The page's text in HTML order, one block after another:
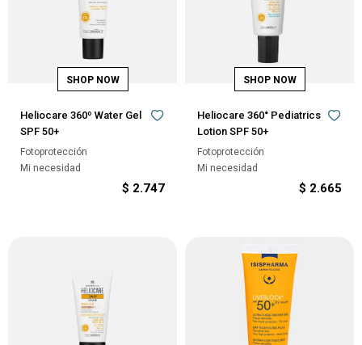
Heliocare 360º Water Gel
SPF 50+
Fotoprotección
Mi necesidad
$ 2.747
Heliocare 360° Pediatrics
Lotion SPF 50+
Fotoprotección
Mi necesidad
$ 2.665